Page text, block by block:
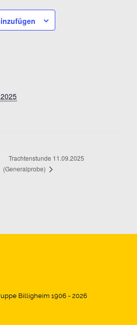
Trachtenstunde 11.09.2025
(Generalprobe)
Billigheim 1906 - 2026